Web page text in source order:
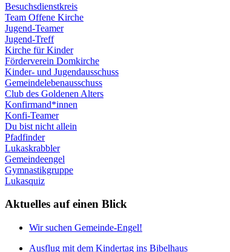
Besuchsdienstkreis
Team Offene Kirche
Jugend-Teamer
Jugend-Treff
Kirche für Kinder
Förderverein Domkirche
Kinder- und Jugendausschuss
Gemeindelebenausschuss
Club des Goldenen Alters
Konfirmand*innen
Konfi-Teamer
Du bist nicht allein
Pfadfinder
Lukaskrabbler
Gemeindeengel
Gymnastikgruppe
Lukasquiz
Aktuelles auf einen Blick
Wir suchen Gemeinde-Engel!
Ausflug mit dem Kindertag ins Bibelhaus